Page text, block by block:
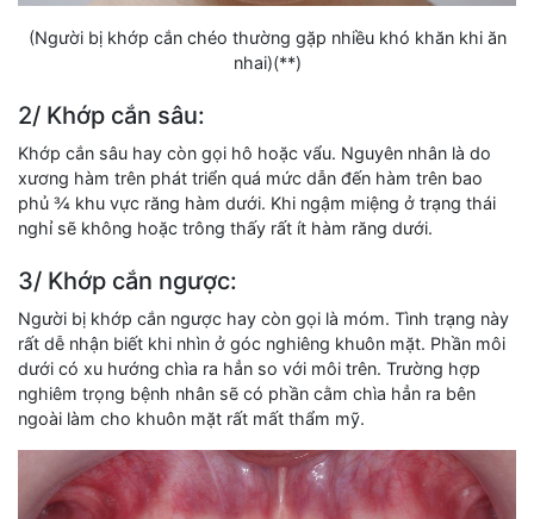
(Người bị khớp cắn chéo thường gặp nhiều khó khăn khi ăn
nhai)(**)
2/ Khớp cắn sâu:
Khớp cắn sâu hay còn gọi hô hoặc vẩu. Nguyên nhân là do
xương hàm trên phát triển quá mức dẫn đến hàm trên bao
phủ ¾ khu vực răng hàm dưới. Khi ngậm miệng ở trạng thái
nghỉ sẽ không hoặc trông thấy rất ít hàm răng dưới.
3/ Khớp cắn ngược:
Người bị khớp cắn ngược hay còn gọi là móm. Tình trạng này
rất dễ nhận biết khi nhìn ở góc nghiêng khuôn mặt. Phần môi
dưới có xu hướng chìa ra hẳn so với môi trên. Trường hợp
nghiêm trọng bệnh nhân sẽ có phần cằm chìa hẳn ra bên
ngoài làm cho khuôn mặt rất mất thẩm mỹ.